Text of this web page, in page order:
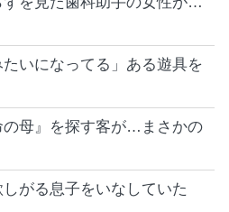
いになってる」ある遊具を
の母』を探す客が…まさかの
がる息子をいなしていた